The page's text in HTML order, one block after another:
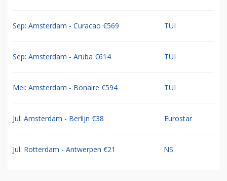
Sep: Amsterdam - Curacao €569 TUI
Sep: Amsterdam - Aruba €614 TUI
Mei: Amsterdam - Bonaire €594 TUI
Jul: Amsterdam - Berlijn €38 Eurostar
Jul: Rotterdam - Antwerpen €21 NS